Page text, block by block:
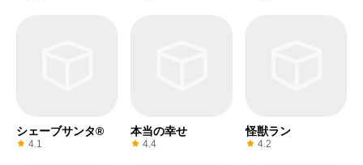
シェーブサンタ®
4.1
本当の幸せ
4.4
怪獣ラン
4.2